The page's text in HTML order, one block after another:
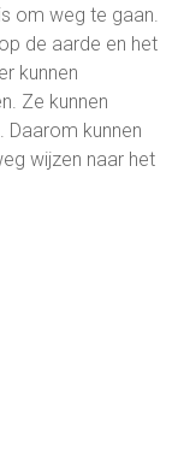
om weg te gaan.
de aarde en het
kunnen
Ze kunnen
Daarom kunnen
wijzen naar het